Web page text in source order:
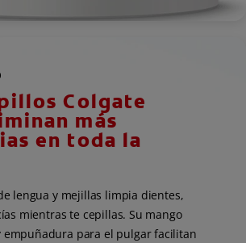
Colgate
más
en toda la
lengua y mejillas limpia dientes,
mientras te cepillas. Su mango
empuñadura para el pulgar facilitan